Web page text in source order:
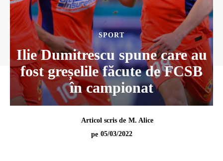
SPORT
Ilie Dumitrescu spune care au
fost greșelile făcute de FCSB
în campionat
Articol scris de M. Alice
pe 05/03/2022